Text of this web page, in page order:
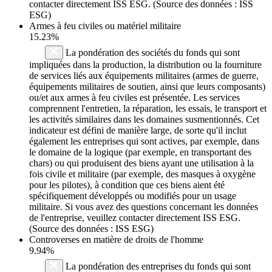
contacter directement ISS ESG. (Source des données : ISS
ESG)
Armes à feu civiles ou matériel militaire
15.23%
La pondération des sociétés du fonds qui sont
impliquées dans la production, la distribution ou la fourniture
de services liés aux équipements militaires (armes de guerre,
équipements militaires de soutien, ainsi que leurs composants)
ou/et aux armes à feu civiles est présentée. Les services
comprennent l'entretien, la réparation, les essais, le transport et
les activités similaires dans les domaines susmentionnés. Cet
indicateur est défini de manière large, de sorte qu'il inclut
également les entreprises qui sont actives, par exemple, dans
le domaine de la logique (par exemple, en transportant des
chars) ou qui produisent des biens ayant une utilisation à la
fois civile et militaire (par exemple, des masques à oxygène
pour les pilotes), à condition que ces biens aient été
spécifiquement développés ou modifiés pour un usage
militaire. Si vous avez des questions concernant les données
de l'entreprise, veuillez contacter directement ISS ESG.
(Source des données : ISS ESG)
Controverses en matière de droits de l'homme
9.94%
La pondération des entreprises du fonds qui sont